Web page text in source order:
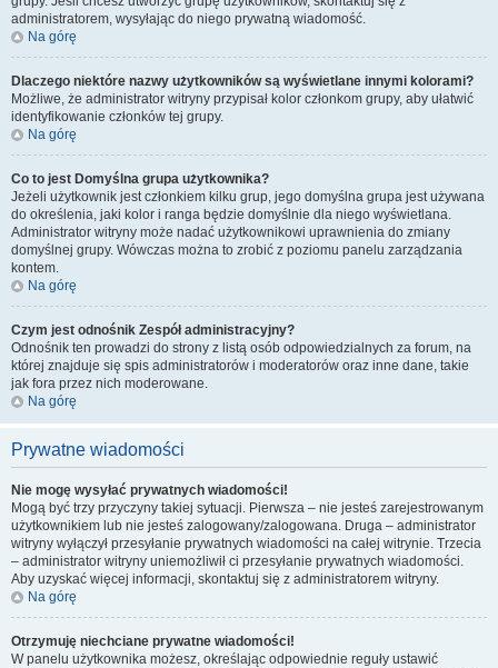
administratorem, wysyłając do niego prywatną wiadomość.
Na górę
Dlaczego niektóre nazwy użytkowników są wyświetlane innymi kolorami?
Możliwe, że administrator witryny przypisał kolor członkom grupy, aby ułatwić
identyfikowanie członków tej grupy.
Na górę
Co to jest Domyślna grupa użytkownika?
Jeżeli użytkownik jest członkiem kilku grup, jego domyślna grupa jest używana
do określenia, jaki kolor i ranga będzie domyślnie dla niego wyświetlana.
Administrator witryny może nadać użytkownikowi uprawnienia do zmiany
domyślnej grupy. Wówczas można to zrobić z poziomu panelu zarządzania
kontem.
Na górę
Czym jest odnośnik Zespół administracyjny?
Odnośnik ten prowadzi do strony z listą osób odpowiedzialnych za forum, na
której znajduje się spis administratorów i moderatorów oraz inne dane, takie
jak fora przez nich moderowane.
Na górę
Prywatne wiadomości
Nie mogę wysyłać prywatnych wiadomości!
Mogą być trzy przyczyny takiej sytuacji. Pierwsza – nie jesteś zarejestrowanym
użytkownikiem lub nie jesteś zalogowany/zalogowana. Druga – administrator
witryny wyłączył przesyłanie prywatnych wiadomości na całej witrynie. Trzecia
– administrator witryny uniemożliwił ci przesyłanie prywatnych wiadomości.
Aby uzyskać więcej informacji, skontaktuj się z administratorem witryny.
Na górę
Otrzymuję niechciane prywatne wiadomości!
W panelu użytkownika możesz, określając odpowiednie reguły ustawić